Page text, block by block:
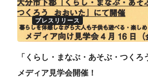
プレスリリース
「くらし・まなぶ・あそぶ・つくろ
メディア見学会開催！